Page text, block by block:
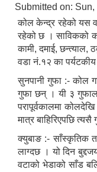
Submitted on: Sun,
कोल केन्द्र रहेको यस
रहेको छ । साविकको
कामी, दमाई, छन्त्याल,
वडा नं.१२ का
सुनपानी गुफा :- कोल
गुफा छन् । यी ३
परापूर्वकालमा
मात्र बाहिरिएपछि
क्युबाङ :- साँस्कृतिक
लाग्दछ । यो दिन
वटाको भेडाको साँड